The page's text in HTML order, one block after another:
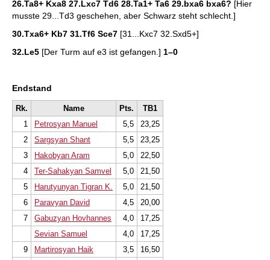
26.Ta8+ Kxa8 27.Lxc7 Td6 28.Ta1+ Ta6 29.bxa6 bxa6? [Hier
musste 29...Td3 geschehen, aber Schwarz steht schlecht.]
30.Txa6+ Kb7 31.Tf6 Sce7 [31...Kxc7 32.Sxd5+]
32.Le5 [Der Turm auf e3 ist gefangen.] 1–0
Endstand
Rk. Name Pts.
TB1
1
Petrosyan Manuel 5,5
23,25
2
Sargsyan Shant 5,5
23,25
3
Hakobyan Aram 5,0
22,50
4
Ter-Sahakyan Samvel 5,0
21,50
5
Harutyunyan Tigran K. 5,0
21,50
6
Paravyan David 4,5
20,00
7
Gabuzyan Hovhannes 4,0
17,25
Sevian Samuel
4,0
17,25
9
Martirosyan Haik 3,5
16,50